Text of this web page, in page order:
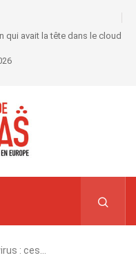
qui avait la tête dans le cloud
: ces…